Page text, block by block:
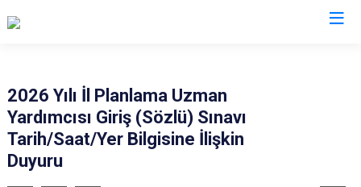
2026 Yılı İl Planlama Uzman
Yardımcısı Giriş (Sözlü) Sınavı
Tarih/Saat/Yer Bilgisine İlişkin
Duyuru